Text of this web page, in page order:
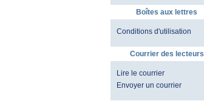
Boîtes aux lettres
Conditions d'utilisation
Courrier des lecteurs
Lire le courrier
Envoyer un courrier